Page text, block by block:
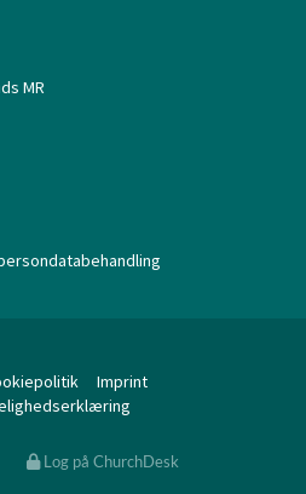
MR
Imprint
Log på ChurchDesk